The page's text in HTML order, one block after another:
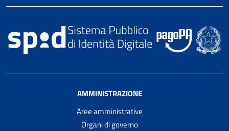
AMMINISTRAZIONE
Aree amministrative
Organi di governo